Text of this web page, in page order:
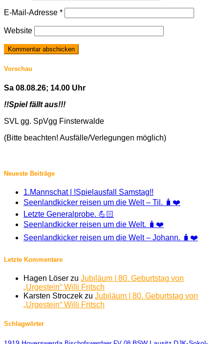
E-Mail-Adresse *
Website
Vorschau
Sa 08.08.26; 14.00 Uhr
!!Spiel fällt aus!!!
SVL gg. SpVgg Finsterwalde
(Bitte beachten! Ausfälle/Verlegungen möglich)
Neueste Beiträge
1.Mannschat | !Spielausfall Samstag!!
Seenlandkicker reisen um die Welt – Til. 🧳❤️
Letzte Generalprobe. 💪🏻
Seenlandkicker reisen um die Welt. 🧳❤️
Seenlandkicker reisen um die Welt – Johann. 🧳❤️
Letzte Kommentare
Hagen Löser zu Jubiläum | 80. Geburtstag von
„Urgestein“ Willi Fritsch
Karsten Stroczek zu Jubiläum | 80. Geburtstag von
„Urgestein“ Willi Fritsch
Schlagwörter